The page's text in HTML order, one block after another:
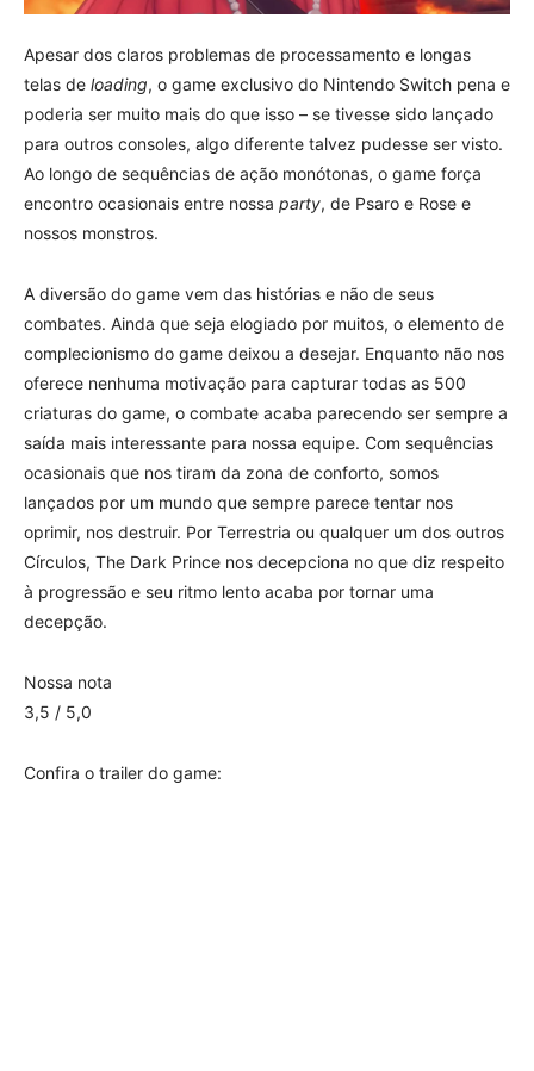
Apesar dos claros problemas de processamento e longas
telas de loading, o game exclusivo do Nintendo Switch pena e
poderia ser muito mais do que isso – se tivesse sido lançado
para outros consoles, algo diferente talvez pudesse ser visto.
Ao longo de sequências de ação monótonas, o game força
encontro ocasionais entre nossa party, de Psaro e Rose e
nossos monstros.
A diversão do game vem das histórias e não de seus
combates. Ainda que seja elogiado por muitos, o elemento de
complecionismo do game deixou a desejar. Enquanto não nos
oferece nenhuma motivação para capturar todas as 500
criaturas do game, o combate acaba parecendo ser sempre a
saída mais interessante para nossa equipe. Com sequências
ocasionais que nos tiram da zona de conforto, somos
lançados por um mundo que sempre parece tentar nos
oprimir, nos destruir. Por Terrestria ou qualquer um dos outros
Círculos, The Dark Prince nos decepciona no que diz respeito
à progressão e seu ritmo lento acaba por tornar uma
decepção.
Nossa nota
3,5 / 5,0
Confira o trailer do game: